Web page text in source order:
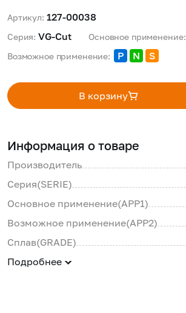
Артикул: 127-00038
Серия: VG-Cut Основное применение:
Возможное применение: P N S
В корзину
Информация о товаре
Производитель
Серия(SERIE)
Основное применение(APP1)
Возможное применение(APP2)
Сплав(GRADE)
Подробнее